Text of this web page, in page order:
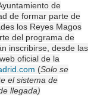
de
de formar parte de
los Reyes Magos
del programa de
inscribirse, desde las
oficial de la
(Solo se
el sistema de
llegada)